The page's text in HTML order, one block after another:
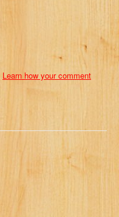
Learn how your comment